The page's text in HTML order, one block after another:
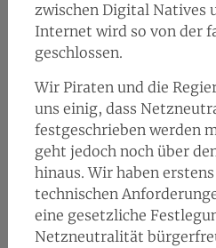
zwischen Digital Natives
Internet wird so von der
geschlossen.
Wir Piraten und die
uns einig, dass
festgeschrieben werden
geht jedoch noch über
hinaus. Wir haben
technischen
eine gesetzliche
Netzneutralität